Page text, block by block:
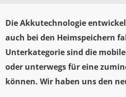
Die Akkutechnologie
auch bei den Heimspeichern
Unterkategorie sind die
oder unterwegs für eine
können. Wir haben uns den